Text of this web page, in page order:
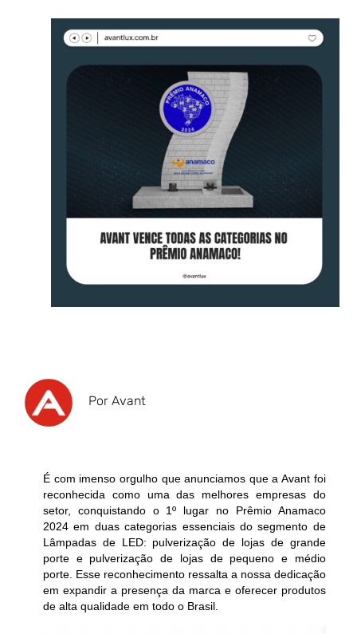
Por Avant
É com imenso orgulho que anunciamos que a Avant foi
reconhecida como uma das melhores empresas do
setor, conquistando o 1º lugar no Prêmio Anamaco
2024 em duas categorias essenciais do segmento de
Lâmpadas de LED: pulverização de lojas de grande
portee pulverização de lojas de pequeno e médio
porte. Esse reconhecimento ressalta a nossa dedicação
em expandir a presença da marca e oferecer produtos
de alta qualidade em todo o Brasil.